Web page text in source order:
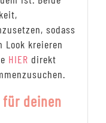
sodass
Look kreieren
HIER direkt
deinen